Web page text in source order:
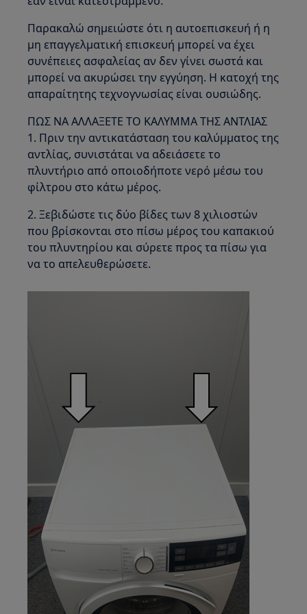
Παρακαλώ σημειώστε ότι η αυτοεπισκευή ή η
μη επαγγελματική επισκευή μπορεί να έχει
συνέπειες ασφαλείας αν δεν γίνει σωστά και
μπορεί να ακυρώσει την εγγύηση. Η κατοχή της
απαραίτητης τεχνογνωσίας είναι ουσιώδης.
ΠΩΣ ΝΑ ΑΛΛΑΞΕΤΕ ΤΟ ΚΑΛΥΜΜΑ ΤΗΣ ΑΝΤΛΙΑΣ
1. Πριν την αντικατάσταση του καλύμματος της
αντλίας, συνιστάται να αδειάσετε το
πλυντήριο από οποιοδήποτε νερό μέσω του
φίλτρου στο κάτω μέρος.
2. Ξεβιδώστε τις δύο βίδες των 8 χιλιοστών
που βρίσκονται στο πίσω μέρος του καπακιού
του πλυντηρίου και σύρετε προς τα πίσω για
να το απελευθερώσετε.